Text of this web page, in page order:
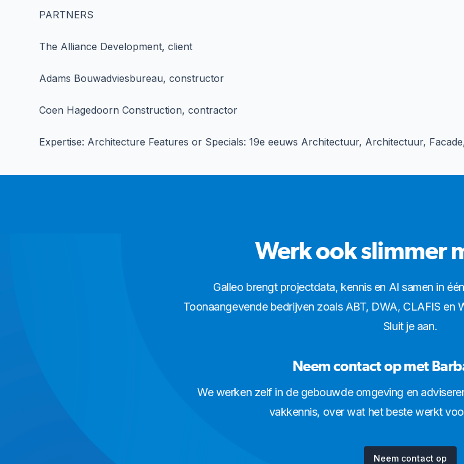
PARTNERS
The Alliance Development, client
Adams Bouwadviesbureau, constructor
Coen Hagedoorn Construction, contractor
Expertise: Architecture Features or Specials: 19e eeuws Architectuur, Architectuur,
Werk ook slimmer
Galleo brengt projectdata, kennis en AI samen in
Toonaangevende bedrijven zoals ABT, DWA, CLAFIS en
Sluit je aan.
Neem contact op met
We werken zelf in de gebouwde omgeving en
vakkennis, over wat het beste werkt
Neem contact op